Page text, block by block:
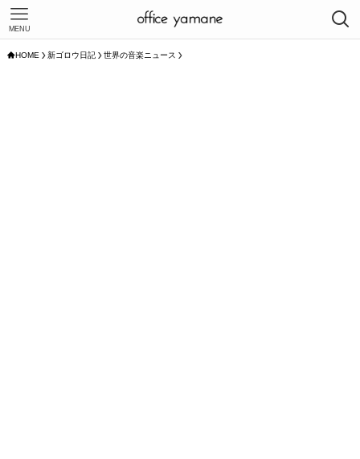
MENU
HOME 新ゴロウ日記 世界の音楽ニュース